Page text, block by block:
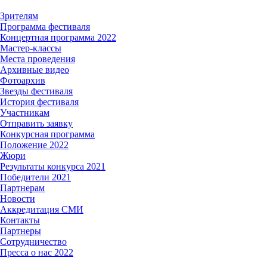
Зрителям
Программа фестиваля
Концертная программа 2022
Мастер-классы
Места проведения
Архивные видео
Фотоархив
Звезды фестиваля
История фестиваля
Участникам
Отправить заявку
Конкурсная программа
Положение 2022
Жюри
Результаты конкурса 2021
Победители 2021
Партнерам
Новости
Аккредитация СМИ
Контакты
Партнеры
Сотрудничество
Пресса о нас 2022